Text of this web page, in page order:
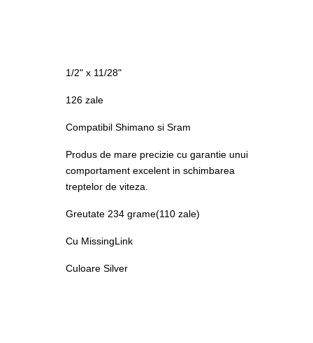
1/2" x 11/28"
126 zale
Compatibil Shimano si Sram
Produs de mare precizie cu garantie unui
comportament excelent in schimbarea
treptelor de viteza.
Greutate 234 grame(110 zale)
Cu MissingLink
Culoare Silver